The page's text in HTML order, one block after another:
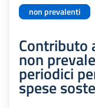
non prevalenti
Contributo
non
periodici
spese